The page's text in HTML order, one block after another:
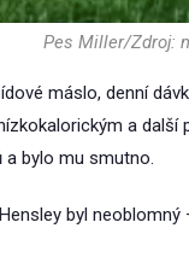
Pes Miller/Zdroj:
máslo, denní
a
bylo mu smutno.
byl